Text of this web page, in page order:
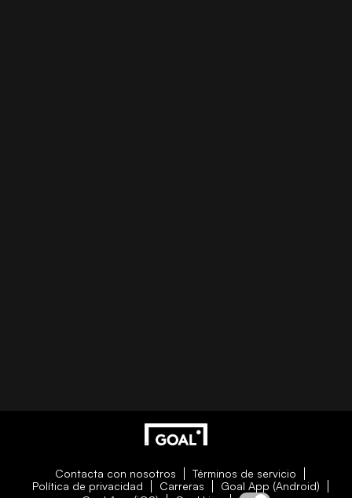
Contacta con nosotros
Términos de servicio
Política de privacidad
Carreras
Goal App (Android)